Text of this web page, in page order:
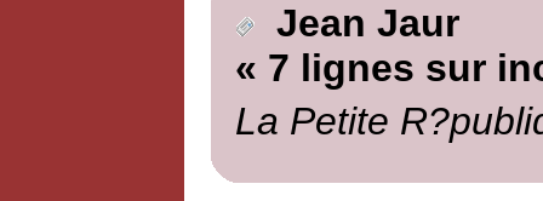
Jean Jaur
« 7 lignes sur
La Petite